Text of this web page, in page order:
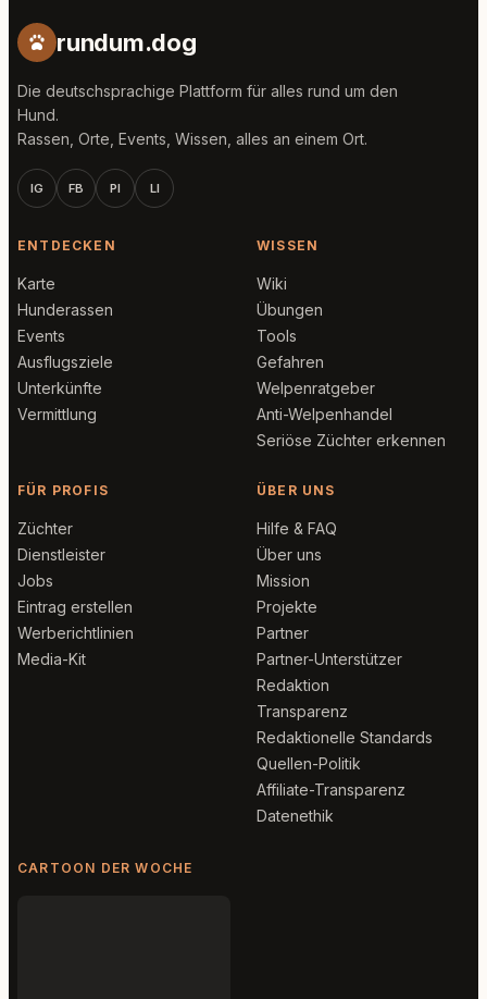
rundum.dog
Die deutschsprachige Plattform für alles rund um den
Hund.
Rassen, Orte, Events, Wissen, alles an einem Ort.
IG FB PI LI
ENTDECKEN
Karte
Hunderassen
Events
Ausflugsziele
Unterkünfte
Vermittlung
WISSEN
Wiki
Übungen
Tools
Gefahren
Welpenratgeber
Anti-Welpenhandel
Seriöse Züchter erkennen
FÜR PROFIS
Züchter
Dienstleister
Jobs
Eintrag erstellen
Werberichtlinien
Media-Kit
ÜBER UNS
Hilfe & FAQ
Über uns
Mission
Projekte
Partner
Partner-Unterstützer
Redaktion
Transparenz
Redaktionelle Standards
Quellen-Politik
Affiliate-Transparenz
Datenethik
CARTOON DER WOCHE